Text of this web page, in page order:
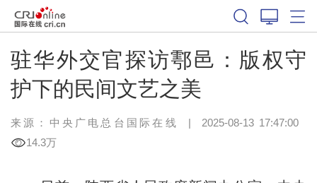
驻华外交官探访鄠邑：版权守
护下的民间文艺之美
来源：中央广电总台国际在线 | 2025-08-13 17:47:00
14.3万